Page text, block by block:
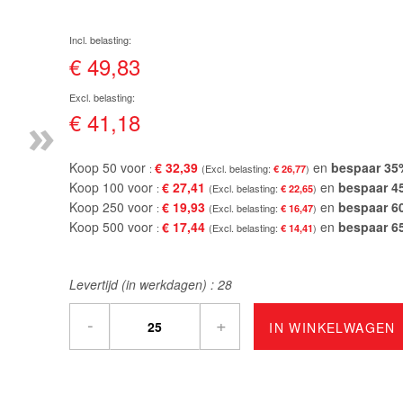
»
€ 49,83
€ 41,18
Koop 50 voor € 32,39 € 26,77 en bespaar35
Koop 100 voor € 27,41 € 22,65 en bespaar
Koop 250 voor € 19,93 € 16,47 en bespaar
Koop 500 voor € 17,44 € 14,41 en bespaar
Levertijd (in werkdagen) : 28
- + IN WINKELWAGEN